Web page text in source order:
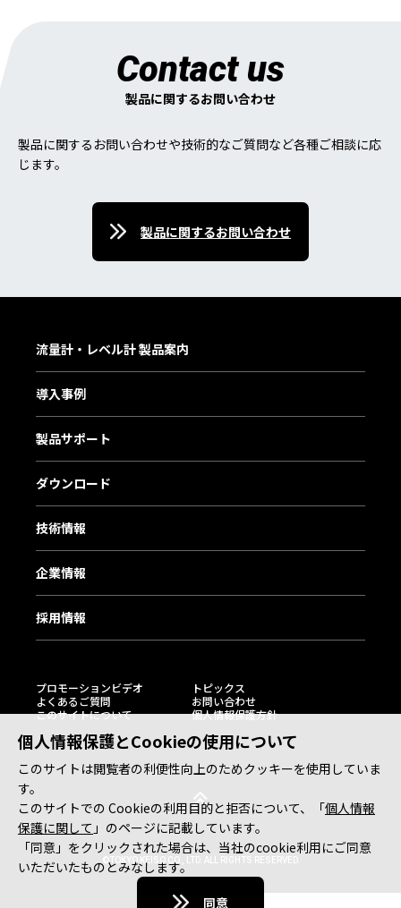
Contact us
製品に関するお問い合わせ
製品に関するお問い合わせや技術的なご質問など各種ご相談に応
じます。
製品に関するお問い合わせ
個人情報保護とCookieの使用について
このサイトは閲覧者の利便性向上のためクッキーを使用していま
す。
このサイトでの Cookieの利用目的と拒否について、「個人情報
保護に関して 」のページに記載しています。
「同意」をクリックされた場合は、当社のcookie利用にご同意
いただいたものとみなします。
同意
流量計・レベル計 製品案内
導入事例
製品サポート
ダウンロード
技術情報
企業情報
採用情報
プロモーションビデオ
トピックス
よくあるご質問
お問い合わせ
このサイトについて
個人情報保護方針
©TOKYO KEISO CO., LTD. ALL RIGHTS RESERVED.